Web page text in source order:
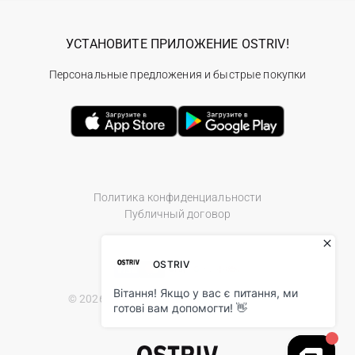
Политика конфиденциальности
Публичный договор
© 2026 Ostriv.ua Store. All Rights Reserved.
УСТАНОВИТЕ ПРИЛОЖЕНИЕ OSTRIV!
Персональные предложения и быстрые покупки